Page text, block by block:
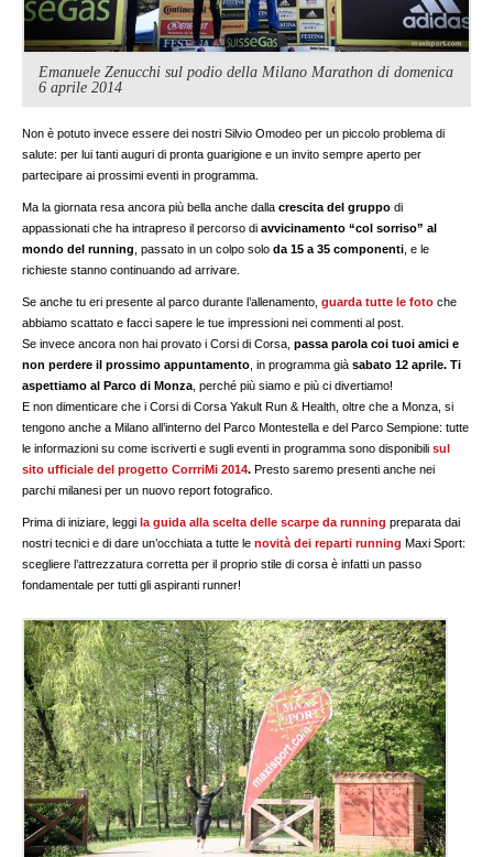
Emanuele Zenucchi sul podio della Milano Marathon di domenica
6 aprile 2014
Non è potuto invece essere dei nostri Silvio Omodeo per un piccolo problema di
salute: per lui tanti auguri di pronta guarigione e un invito sempre aperto per
partecipare ai prossimi eventi in programma.
Ma la giornata resa ancora più bella anche dalla crescita del gruppo di
appassionati che ha intrapreso il percorso diavvicinamento “col sorriso” al
mondo del running , passato in un colpo soloda 15 a 35 componenti , e le
richieste stanno continuando ad arrivare.
Se anche tu eri presente al parco durante l’allenamento,guarda tutte le foto che
abbiamo scattato e facci sapere le tue impressioni nei commenti al post.
Se invece ancora non hai provato i Corsi di Corsa,passa parola coi tuoi amici e
non perdere il prossimo appuntamento , in programma giàsabato 12 aprile.Ti
aspettiamo al Parco di Monza , perché più siamo e più ci divertiamo!
E non dimenticare che i Corsi di Corsa Yakult Run & Health, oltre che a Monza, si
tengono anche a Milano all’interno del Parco Montestella e del Parco Sempione: tutte
le informazioni su come iscriverti e sugli eventi in programma sono disponibilisul
sito ufficiale del progetto CorrriMi 2014. Presto saremo presenti anche nei
parchi milanesi per un nuovo report fotografico.
Prima di iniziare, leggi la guida alla scelta delle scarpe da running preparata dai
nostri tecnici e di dare un’occhiata a tutte lenovità dei reparti running Maxi Sport:
scegliere l’attrezzatura corretta per il proprio stile di corsa è infatti un passo
fondamentale per tutti gli aspiranti runner!